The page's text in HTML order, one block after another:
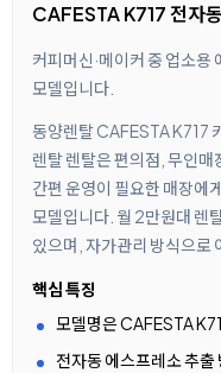
CAFESTA K717 전자
커피머신·메이커 중 업소
모델입니다.
동양렌탈 CAFESTA K717
렌탈 렌탈은 편의점, 무인매
간편 운영이 필요한 매장에
모델입니다. 월 2만원대 렌
있으며, 자가관리 방식으로
핵심 특징
모델명은 CAFESTA
전자동 에스프레소 추출